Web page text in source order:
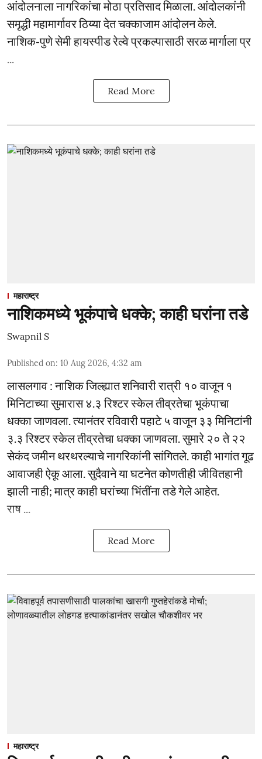
आंदोलनाला नागरिकांचा मोठा प्रतिसाद मिळाला. आंदोलकांनी
समृद्धी महामार्गावर ठिय्या देत चक्काजाम आंदोलन केले.
नाशिक-पुणे सेमी हायस्पीड रेल्वे प्रकल्पासाठी सरळ मार्गाला प्र
Read More
महाराष्ट्र
नाशिकमध्ये भूकंपाचे धक्के; काही घरांना तडे
Swapnil S
Published on: 10 Aug 2026, 4:32 am
लासलगाव : नाशिक जिल्ह्यात शनिवारी रात्री १० वाजून १
मिनिटाच्या सुमारास ४.३ रिश्टर स्केल तीव्रतेचा भूकंपाचा
धक्का जाणवला. त्यानंतर रविवारी पहाटे ५ वाजून ३३ मिनिटांनी
३.३ रिश्टर स्केल तीव्रतेचा धक्का जाणवला. सुमारे २० ते २२
सेकंद जमीन थरथरल्याचे नागरिकांनी सांगितले. काही भागांत गूढ
आवाजही ऐकू आला. सुदैवाने या घटनेत कोणतीही जीवितहानी
झाली नाही; मात्र काही घरांच्या भिंतींना तडे गेले आहेत.
राष ...
Read More
महाराष्ट्र